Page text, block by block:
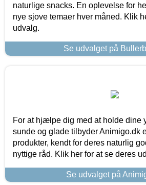
naturlige snacks. En oplevelse for
nye sjove temaer hver måned. Klik
udvalg.
Se udvalget på
For at hjælpe dig med at holde dine
sunde og glade tilbyder Animigo.dk
produkter, kendt for deres naturlig
nyttige råd. Klik her for at se deres
Se udvalget på